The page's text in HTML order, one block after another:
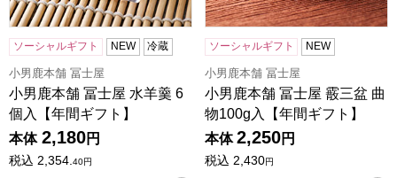
ソーシャルギフト NEW 冷蔵
小男鹿本舗 冨士屋
小男鹿本舗 冨士屋 水羊羹 6
個入【年間ギフト】
本体 2,180円
税込 2,354.40円
ソーシャルギフト NEW
小男鹿本舗 冨士屋
小男鹿本舗 冨士屋 霰三盆 曲
物100g入【年間ギフト】
本体 2,250円
税込 2,430円